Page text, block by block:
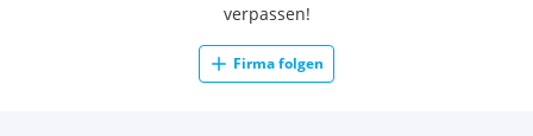
verpassen!
Firma folgen